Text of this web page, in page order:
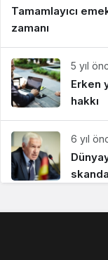
Tamamlayıcı
zamanı
5 yıl
Erken
hakkı
6 yıl